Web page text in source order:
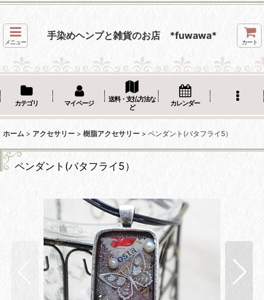
メニュー
手染めヘンプと雑貨のお店 *fuwawa*
カート
カテゴリ マイページ
送料・支払方法な
ど
カレンダー
ホーム > アクセサリー > 樹脂アクセサリー > ペンダント(バタフライ5）
ペンダント(バタフライ5）